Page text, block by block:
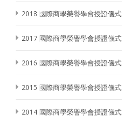
2018 國際商學榮譽學會授證儀式
2017 國際商學榮譽學會授證儀式
2016 國際商學榮譽學會授證儀式
2015 國際商學榮譽學會授證儀式
2014 國際商學榮譽學會授證儀式